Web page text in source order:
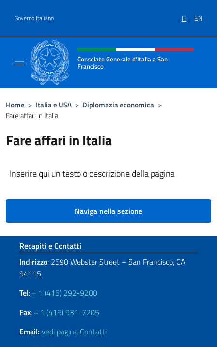
Governo Italiano IT EN
Intestazione sito, social e menù
Consolato Generale d'Italia a San
Francisco
Home > Italia e USA > Diplomazia economica >
Fare affari in Italia
Fare affari in Italia
Inserire qui un testo o descrizione della pagina
Naviga nella sezione
Sezione footer
Recapiti e Contatti
Indirizzo: 2590 Webster Street – San Francisco, CA
94115
Tel: + 1 (415) 292-9200
Fax: + 1 (415) 931-7205
Email: vedi pagina Contatti